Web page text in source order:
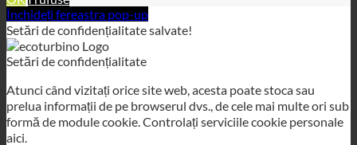
Setări de confidențialitate
Atunci când vizitați orice site web, acesta poate stoca sau
prelua informații de pe browserul dvs., de cele mai multe ori sub
aici.
NecesarAnalizăConfidențialitate CockpitPolitica de
confidențialitate